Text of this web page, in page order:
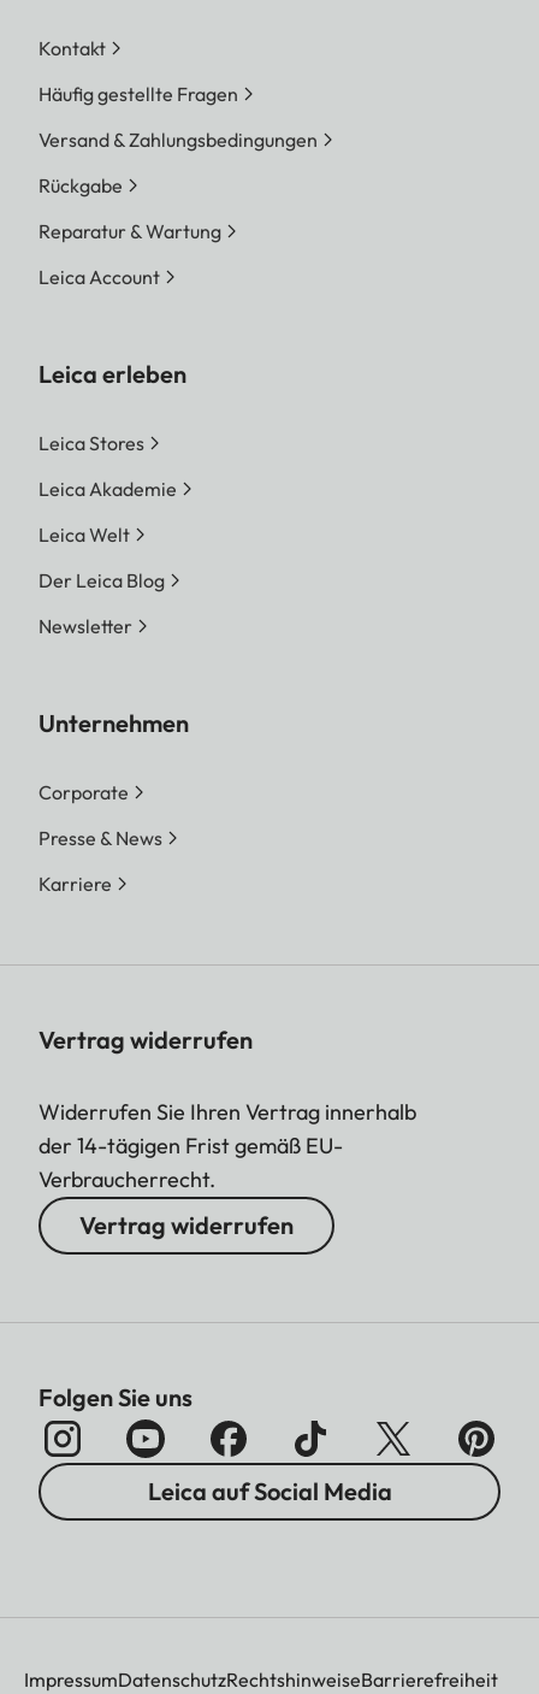
Kontakt
Häufig gestellte Fragen
Versand & Zahlungsbedingungen
Rückgabe
Reparatur & Wartung
Leica Account
Leica erleben
Leica Stores
Leica Akademie
Leica Welt
Der Leica Blog
Newsletter
Unternehmen
Corporate
Presse & News
Karriere
Vertrag widerrufen
Widerrufen Sie Ihren Vertrag innerhalb
der 14-tägigen Frist gemäß EU-
Verbraucherrecht.
Vertrag widerrufen
Folgen Sie uns
Leica auf Social Media
ImpressumDatenschutzRechtshinweiseBarrierefreiheit